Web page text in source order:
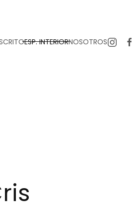
ESP. INTERIORNOSOTROS